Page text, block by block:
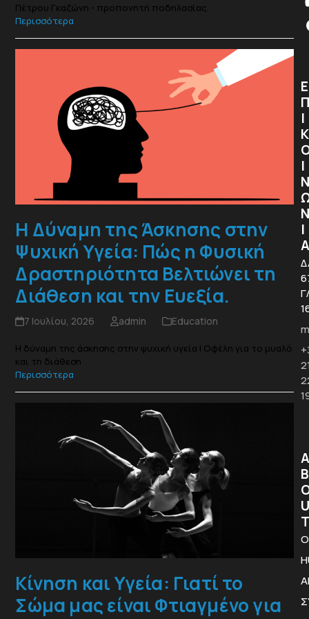
Πέτρου Γκαζώνη - προπονητή ποδηλασίας.
Περισσότερα
Η Δύναμη της Άσκησης στην
Ψυχική Υγεία: Πώς η Φυσική
Δραστηριότητα Βελτιώνει τη
Διάθεση και την Ευεξία.
7 Ιουλίου, 2026 admin Education
Η δύναμη της άσκησης στην ψυχική υγεία | Οφέλη για το μυαλό
και τη διάθεση
Περισσότερα
Κίνηση και Υγεία: Γιατί το
Σώμα μας είναι Φτιαγμένο για
Ε
Π
Ι
Κ
Ι
Ν
Ν
Ι
Α
A
B
U
T